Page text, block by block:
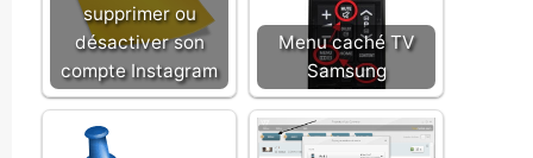
supprimer ou
désactiver son
compte Instagram
Menu caché TV
Samsung